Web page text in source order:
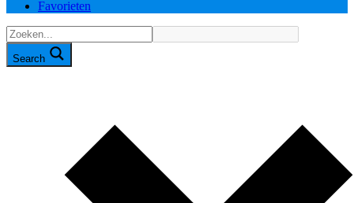
Favorieten
Search